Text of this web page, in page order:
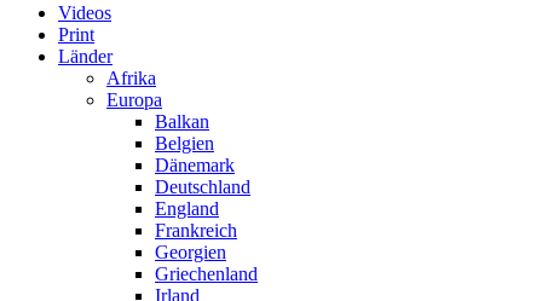
Videos
Print
Länder
Afrika
Europa
Balkan
Belgien
Dänemark
Deutschland
England
Frankreich
Georgien
Griechenland
Irland